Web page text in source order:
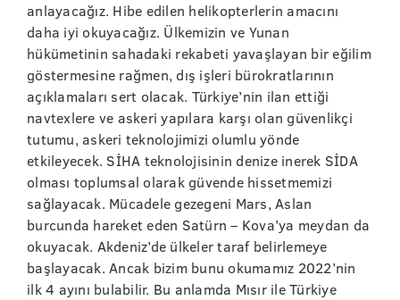
anlayacağız. Hibe edilen helikopterlerin amacını
daha iyi okuyacağız. Ülkemizin ve Yunan
hükümetinin sahadaki rekabeti yavaşlayan bir eğilim
göstermesine rağmen, dış işleri bürokratlarının
açıklamaları sert olacak. Türkiye’nin ilan ettiği
navtexlere ve askeri yapılara karşı olan güvenlikçi
tutumu, askeri teknolojimizi olumlu yönde
etkileyecek. SİHA teknolojisinin denize inerek SİDA
olması toplumsal olarak güvende hissetmemizi
sağlayacak. Mücadele gezegeni Mars, Aslan
burcunda hareket eden Satürn – Kova’ya meydan da
okuyacak. Akdeniz’de ülkeler taraf belirlemeye
başlayacak. Ancak bizim bunu okumamız 2022’nin
ilk 4 ayını bulabilir. Bu anlamda Mısır ile Türkiye